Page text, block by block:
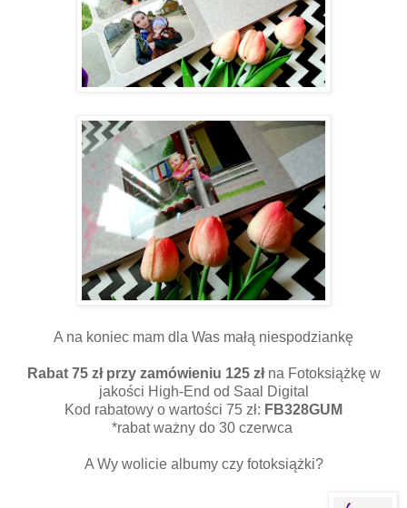
A na koniec mam dla Was małą niespodziankę
Rabat 75 zł przy zamówieniu 125 zł na Fotoksiążkę w
jakości High-End od Saal Digital
Kod rabatowy o wartości 75 zł: FB328GUM
*rabat ważny do 30 czerwca
A Wy wolicie albumy czy fotoksiążki?